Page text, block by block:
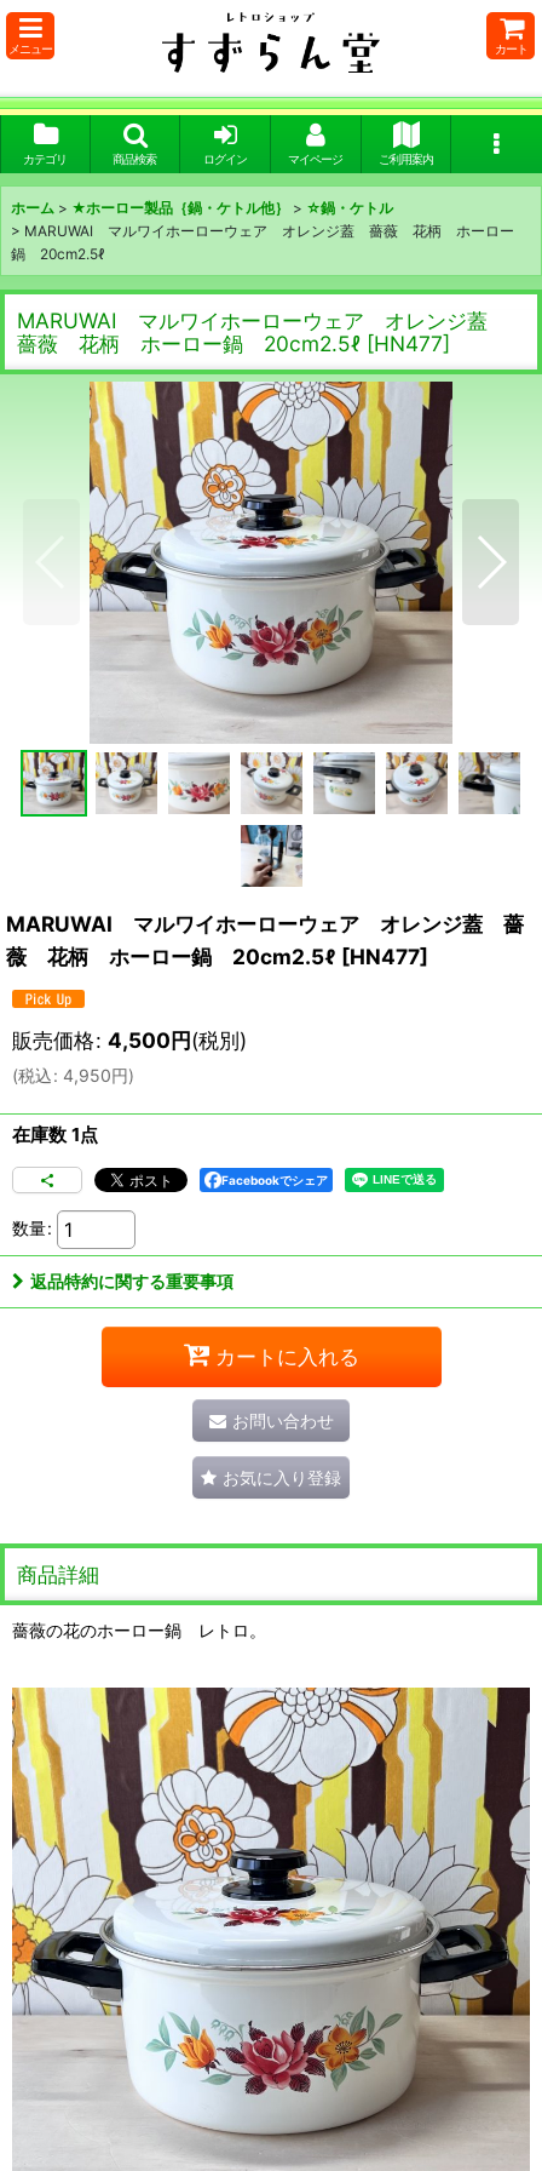
メニュー カート
カテゴリ 商品検索 ログイン マイページ ご利用案内
ホーム > ★ホーロー製品｛鍋・ケトル他｝ > ☆鍋・ケトル
> MARUWAI マルワイホーローウェア オレンジ蓋 薔薇 花柄 ホーロー
鍋 20cm2.5ℓ
MARUWAI マルワイホーローウェア オレンジ蓋
薔薇 花柄 ホーロー鍋 20cm2.5ℓ [HN477]
MARUWAI マルワイホーローウェア オレンジ蓋 薔
薇 花柄 ホーロー鍋 20cm2.5ℓ [HN477]
販売価格: 4,500円(税別)
(税込: 4,950円)
在庫数 1点
Facebookでシェア
数量:
返品特約に関する重要事項
カートに入れる
お問い合わせ
お気に入り登録
商品詳細
薔薇の花のホーロー鍋 レトロ。